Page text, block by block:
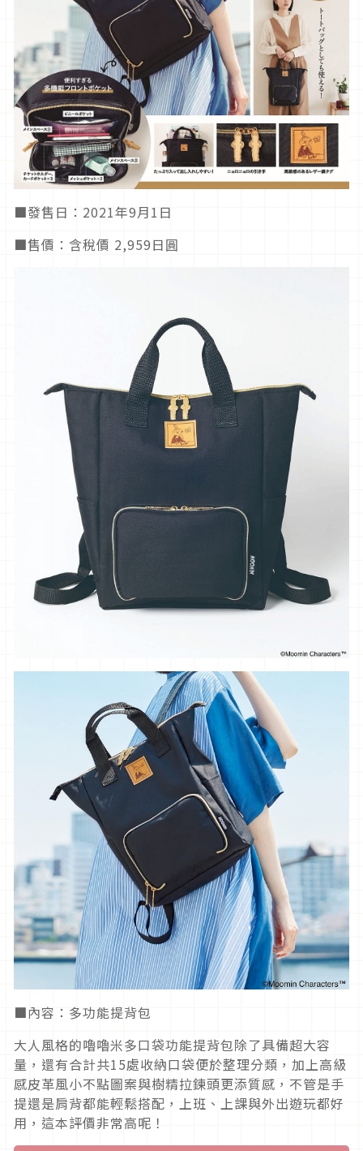
■發售日：2021年9月1日
■售價：含稅價 2,959日圓
■內容：多功能提背包
大人風格的嚕嚕米多口袋功能提背包除了具備超大容
量，還有合計共15處收納口袋便於整理分類，加上高級
感皮革風小不點圖案與樹精拉鍊頭更添質感，不管是手
提還是肩背都能輕鬆搭配，上班、上課與外出遊玩都好
用，這本評價非常高呢！